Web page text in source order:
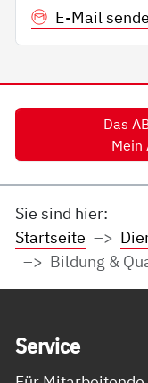
E-Mail
Das
Mein
Sie sind hier:
Startseite
Bildung &
Ser­vice